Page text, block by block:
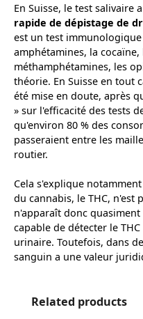
En Suisse, le test salivaire
rapide de dépistage de
est un test
amphétamines, la
méthamphétamines, les
théorie. En Suisse en tout
été mise en doute, après
» sur l'efficacité des tests
qu'environ 80 % des
passeraient entre les
routier.
Cela s'explique
du cannabis, le THC, n'est
n'apparaît donc
capable de détecter le
urinaire. Toutefois, dans
sanguin a une valeur
Ignorer la galerie de
Related products